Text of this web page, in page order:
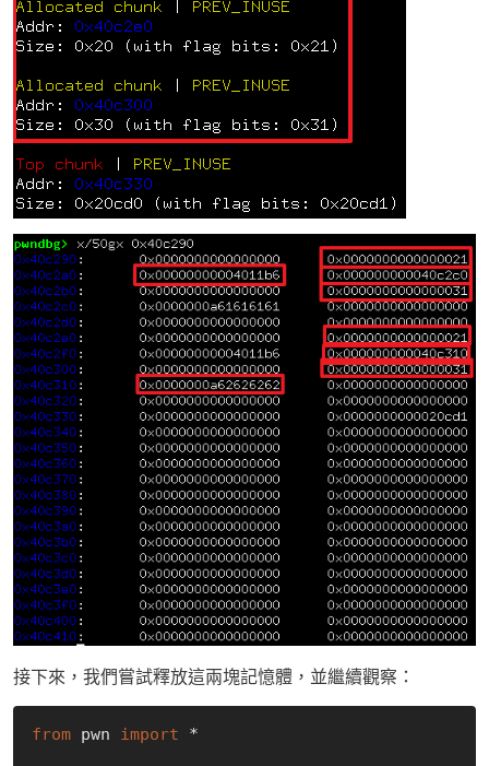
接下來，我們嘗試釋放這兩塊記憶體，並繼續觀察：
from pwn import *